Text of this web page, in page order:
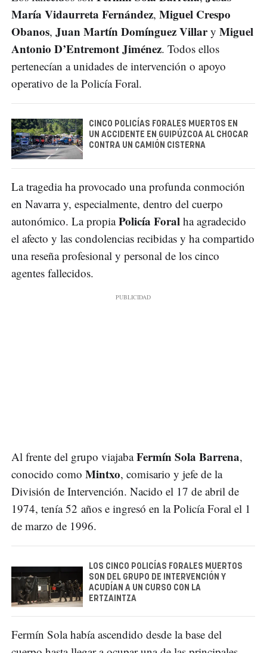
María Vidaurreta Fernández, Miguel Crespo
Obanos, Juan Martín Domínguez Villary Miguel
Antonio D’Entremont Jiménez. Todos ellos
pertenecían a unidades de intervención o apoyo
operativo de la Policía Foral.
CINCO POLICÍAS FORALES MUERTOS EN
UN ACCIDENTE EN GUIPÚZCOA AL CHOCAR
CONTRA UN CAMIÓN CISTERNA
La tragedia ha provocado una profunda conmoción
en Navarra y, especialmente, dentro del cuerpo
autonómico. La propiaPolicía Foral ha agradecido
el afecto y las condolencias recibidas y ha compartido
una reseña profesional y personal de los cinco
agentes fallecidos.
Al frente del grupo viajabaFermín Sola Barrena,
conocido como Mintxo, comisario y jefe de la
División de Intervención. Nacido el 17 de abril de
1974, tenía 52 años e ingresó en la Policía Foral el 1
de marzo de 1996.
LOS CINCO POLICÍAS FORALES MUERTOS
SON DEL GRUPO DE INTERVENCIÓN Y
ACUDÍAN A UN CURSO CON LA
ERTZAINTZA
Fermín Sola había ascendido desde la base del